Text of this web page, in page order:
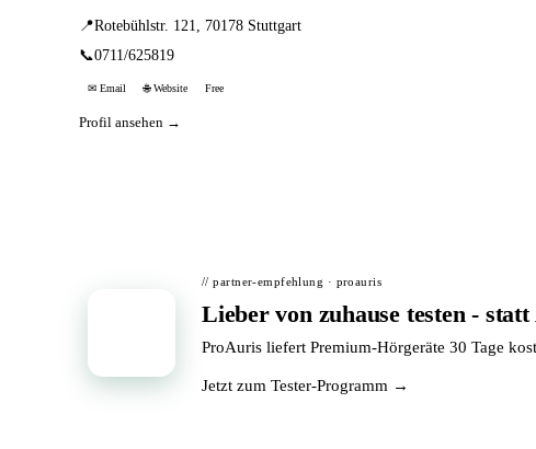
📍Rotebühlstr. 121, 70178 Stuttgart
📞0711/625819
✉ Email 🌐 Website Free
Profil ansehen →
// partner-empfehlung · proauris
Lieber von zuhause testen -
ProAuris liefert Premium-Hörgeräte 30 Tage
Jetzt zum Tester-Programm →